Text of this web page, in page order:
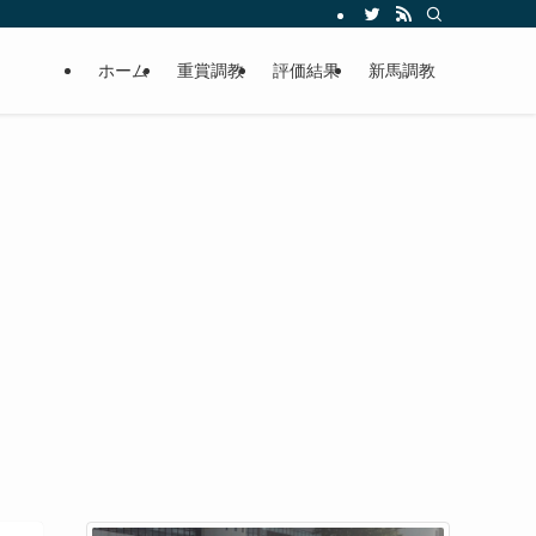
ホーム 重賞調教 評価結果 新馬調教